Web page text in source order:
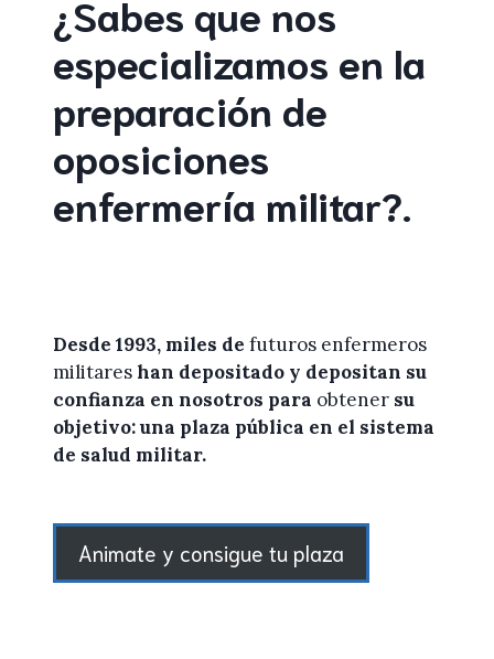
¿Sabes que nos
especializamos en la
preparación de
oposiciones
enfermería militar?.
Desde 1993, miles de futuros enfermeros
militareshan depositado y depositan su
confianza en nosotros para obtener su
objetivo: una plaza pública en el sistema
de salud militar.
Animate y consigue tu plaza